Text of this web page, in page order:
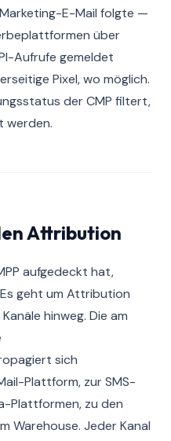
E-Mail folgte —
über
Aufrufe gemeldet
Pixel, wo möglich.
der CMP filtert,
werden.
Attribution
aufgedeckt hat,
geht um Attribution
hinweg. Die am
sich
Plattform, zur SMS-
Plattformen, zu den
Warehouse. Jeder Kanal